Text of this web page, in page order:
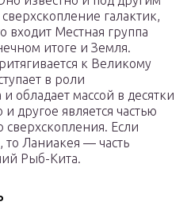
галактик,
входит Местная группа
итоге и Земля.
к Великому
в роли
обладает массой в десятки
другое является частью
Если
Ланиакея — часть
Рыб-Кита.